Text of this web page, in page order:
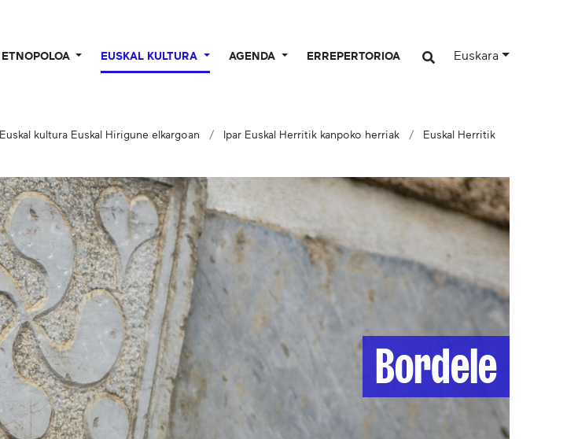
ETNOPOLOA EUSKAL KULTURA AGENDA ERREPERTORIOA Euskara
Euskal kultura Euskal Hirigune elkargoan Ipar Euskal Herritik kanpoko herriak
Euskal Herritik
Bordele